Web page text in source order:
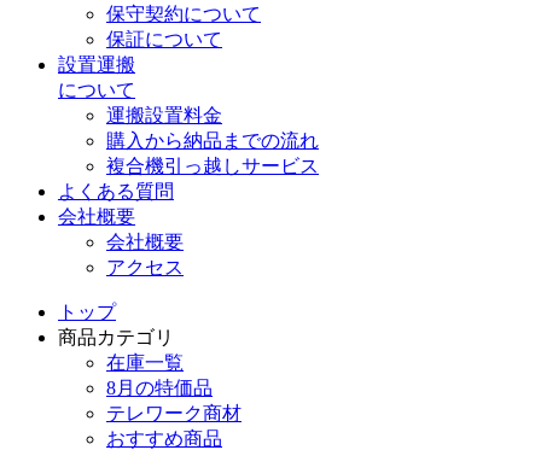
保守契約について
保証について
設置運搬
について
運搬設置料金
購入から納品までの流れ
複合機引っ越しサービス
よくある質問
会社概要
会社概要
アクセス
トップ
商品カテゴリ
在庫一覧
8月の特価品
テレワーク商材
おすすめ商品